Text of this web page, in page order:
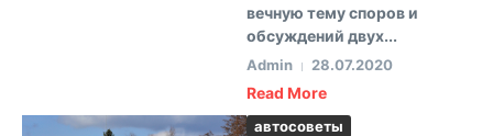
вечную тему споров и
обсуждений двух...
Admin 28.07.2020
Read More
автосоветы